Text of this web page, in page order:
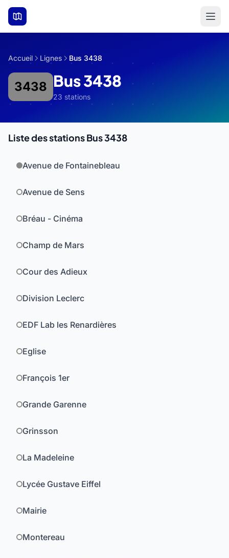
Aller au contenu principal
Accueil Lignes Bus 3438
3438 Bus 3438
23 stations
Liste des stations Bus 3438
Avenue de Fontainebleau
Avenue de Sens
Bréau - Cinéma
Champ de Mars
Cour des Adieux
Division Leclerc
EDF Lab les Renardières
Eglise
François 1er
Grande Garenne
Grinsson
La Madeleine
Lycée Gustave Eiffel
Mairie
Montereau